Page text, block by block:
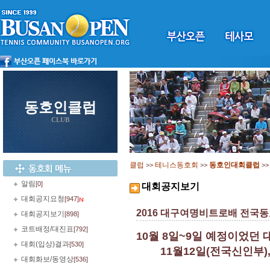
동호인클럽
CLUB
알림[0]
대회공지요청[947]
대회공지보기 [898]
코트배정/대진표[792]
대회(입상)결과[530]
대회화보/동영상[536]
클럽 >> 테니스동호회 >> 동호인대회클럽 >>
대회공지보기
2016 대구여명비트로배 전국
10월 8일~9일 예정이었던
11월12일(전국신인부),